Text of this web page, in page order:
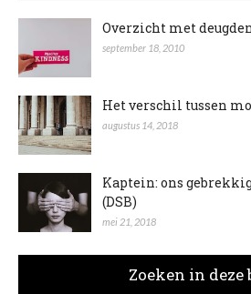
Overzicht met
september 18, 2010
Het verschil tussen
augustus 14, 2018
Kaptein: ons
(DSB)
mei 21, 2018
Zoeken in deze